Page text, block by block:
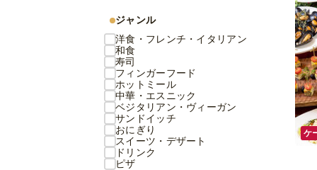
ケ
ジャンル
洋食・フレンチ・イタリアン
和食
寿司
フィンガーフード
ホットミール
中華・エスニック
ベジタリアン・ヴィーガン
サンドイッチ
おにぎり
スイーツ・デザート
ドリンク
ピザ